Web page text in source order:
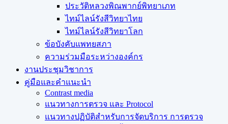
ประวัติหลวงพิณพากย์พิทยาเภท
ไทม์ไลน์รังสีวิทยาไทย
ไทม์ไลน์รังสีวิทยาโลก
ข้อบังคับแพทยสภา
ความร่วมมือระหว่างองค์กร
งานประชุมวิชาการ
คู่มือและคำแนะนำ
Contrast media
แนวทางการตรวจ และ Protocol
แนวทางปฏิบัติสำหรับการจัดบริการ การตรวจ